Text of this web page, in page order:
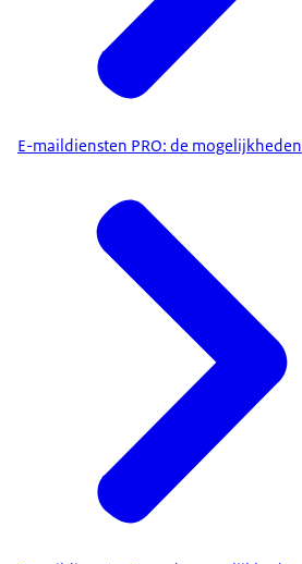
E-maildiensten PRO: de mogelijkheden